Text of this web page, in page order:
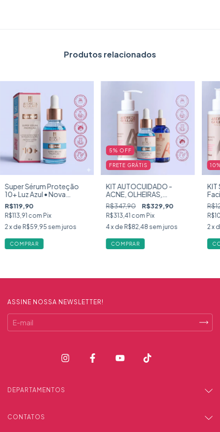
Produtos relacionados
Super Sérum Proteção
10+ Luz Azul • Nova
Embalagem • Andreza
Goulart
R$119,90
R$113,91 com Pix
2x de R$59,95 sem juros
5% OFF
FRETE GRÁTIS
KIT AUTOCUIDADO -
ACNE, OLHEIRAS,
MANCHAS, ROSÁCEA,
CICATRIZ, ESTRIAS!
R$347,90 R$329,90
R$313,41 com Pix
4x de R$82,48 sem juros
10
KIT
•
2x
ASSINE NOSSA NEWSLETTER!
DEPARTAMENTOS
CONTATOS